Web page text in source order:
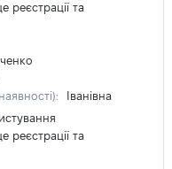
реєстрації та
Іванівна
реєстрації та